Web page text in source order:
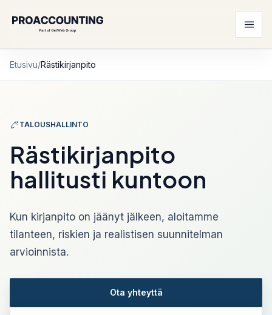
Etusivu/Rästikirjanpito
TALOUSHALLINTO
Rästikirjanpito
hallitusti kuntoon
Kun kirjanpito on jäänyt jälkeen, aloitamme
tilanteen, riskien ja realistisen suunnitelman
arvioinnista.
Ota yhteyttä